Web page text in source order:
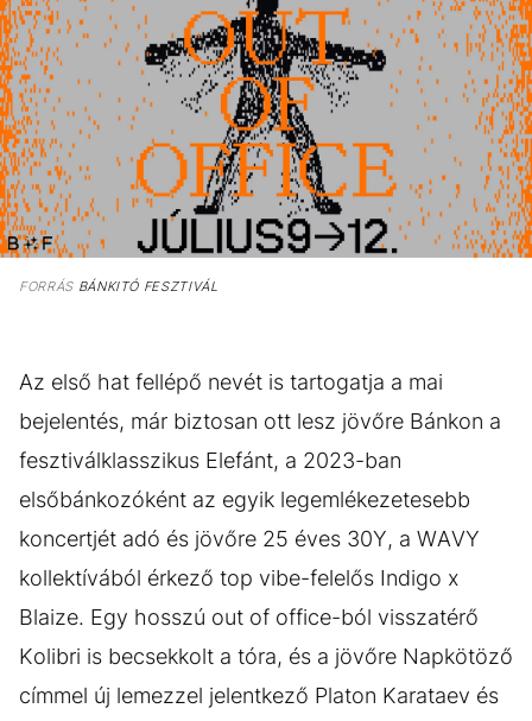
FORRÁSBÁNKITÓ FESZTIVÁL
Az első hat fellépő nevét is tartogatja a mai
bejelentés, már biztosan ott lesz jövőre Bánkon a
fesztiválklasszikus Elefánt, a 2023-ban
elsőbánkozóként az egyik legemlékezetesebb
koncertjét adó és jövőre 25 éves 30Y, a WAVY
kollektívából érkező top vibe-felelős Indigo x
Blaize. Egy hosszú out of office-ból visszatérő
Kolibri is becsekkolt a tóra, és a jövőre Napkötöző
címmel új lemezzel jelentkező Platon Karataev és